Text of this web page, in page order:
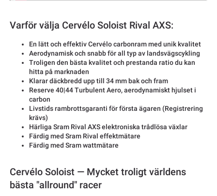
Varför välja Cervélo Soloist Rival AXS:
En lätt och effektiv Cervélo carbonram med unik kvalitet
Aerodynamisk och snabb för all typ av landsvägscykling
Troligen den bästa kvalitet och prestanda ratio du kan
hitta på marknaden
Klarar däckbredd upp till 34 mm bak och fram
Reserve 40|44 Turbulent Aero, aerodynamiskt hjulset i
carbon
Livstids rambrottsgaranti för första ägaren (Registrering
krävs)
Härliga Sram Rival AXS elektroniska trådlösa växlar
Färdig med Sram Rival effektmätare
Färdig med Sram wattmätare
Cervélo Soloist — Mycket troligt världens
bästa "allround" racer